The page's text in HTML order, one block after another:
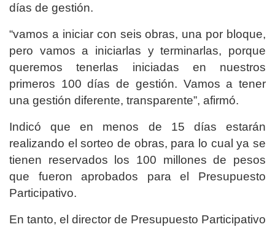
días de gestión.
“vamos a iniciar con seis obras, una por bloque,
pero vamos a iniciarlas y terminarlas, porque
queremos tenerlas iniciadas en nuestros
primeros 100 días de gestión. Vamos a tener
una gestión diferente, transparente”, afirmó.
Indicó que en menos de 15 días estarán
realizando el sorteo de obras, para lo cual ya se
tienen reservados los 100 millones de pesos
que fueron aprobados para el Presupuesto
Participativo.
En tanto, el director de Presupuesto Participativo